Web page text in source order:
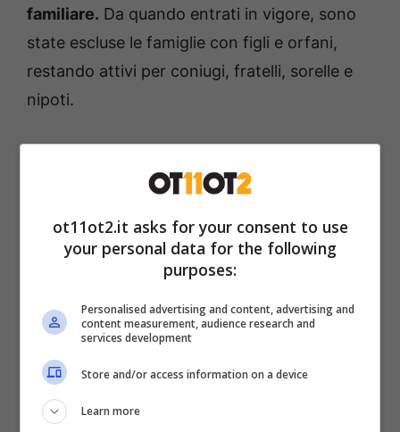
familiare. Da quando entrati in vigore, sono
state escluse le famiglie con figli e orfani,
restando attivi per coniugi, fratelli, sorelle e
nipoti.
famiglia determina l’importo. Se cadono i
fare domanda per periodi passati per avere
arretrati corrisposti entro 5 anni.
Spettano inoltre adipendenti privati, agricoli
e di ditte fallite.Anche gli
possono richiederlo, ma devono essere
residenti in Italia, se non lo sono devono aver
ot11ot2.it asks for your consent to use
your personal data for the following
purposes:
Personalised advertising and content, advertising and
content measurement, audience research and
services development
Store and/or access information on a device
Learn more